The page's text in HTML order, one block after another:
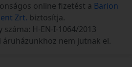
online fizetést a Barion
Zrt. biztosítja.
száma: H-EN-I-1064/2013
áruházunkhoz nem jutnak el.